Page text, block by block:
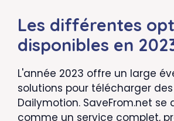
Les différentes
disponibles en
L'année 2023 offre un large
solutions pour télécharger
Dailymotion. SaveFrom.net se
comme un service complet,